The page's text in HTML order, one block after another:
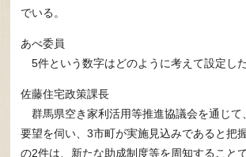
でいる。
あべ委員
5件という数字はどのように考えて設定した
佐藤住宅政策課長
群馬県空き家利活用等推進協議会を通じて
要望を伺い、3市町が実施見込みであると把
の2件は、新たな助成制度等を周知すること